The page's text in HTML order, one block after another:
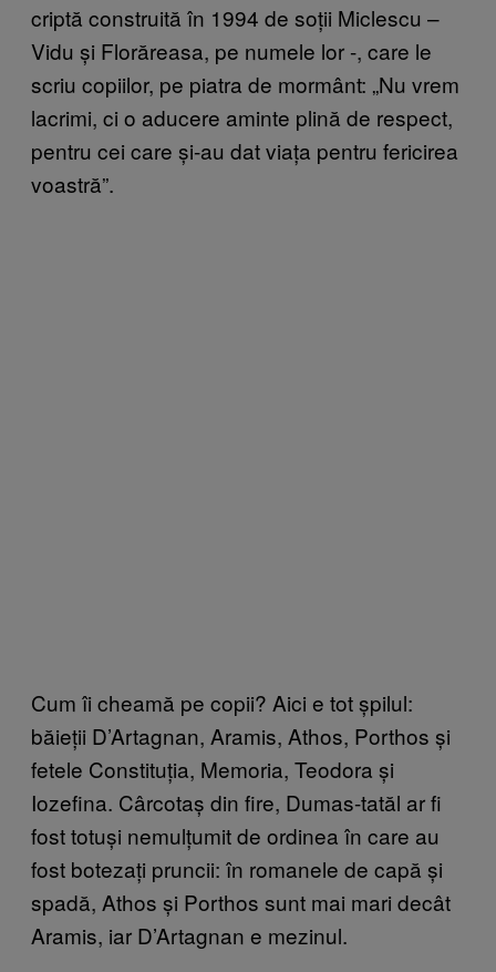
criptă construită în 1994 de soții Miclescu –
Vidu și Florăreasa, pe numele lor -, care le
scriu copiilor, pe piatra de mormânt: „Nu vrem
lacrimi, ci o aducere aminte plină de respect,
pentru cei care și-au dat viața pentru fericirea
voastră”.
Cum îi cheamă pe copii? Aici e tot șpilul:
băieții D’Artagnan, Aramis, Athos, Porthos și
fetele Constituția, Memoria, Teodora și
Iozefina. Cârcotaș din fire, Dumas-tatăl ar fi
fost totuși nemulțumit de ordinea în care au
fost botezați pruncii: în romanele de capă și
spadă, Athos și Porthos sunt mai mari decât
Aramis, iar D’Artagnan e mezinul.